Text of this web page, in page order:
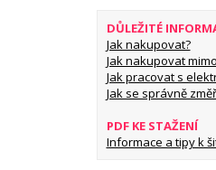
DŮLEŽITÉ
Jak nakupovat?
Jak nakupovat
Jak pracovat s
Jak se správně
PDF KE STAŽENÍ
Informace a tipy k